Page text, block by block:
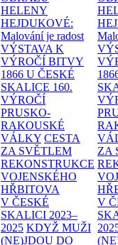
HELENY
HEJDUKOVÉ:
Malování je radost
VÝSTAVA K
VÝROČÍ BITVY
1866 U ČESKÉ
SKALICE 160.
VÝROČÍ
PRUSKO-
RAKOUSKÉ
VÁLKY CESTA
ZA SVĚTLEM
REKONSTRUKCE
VOJENSKÉHO
HŘBITOVA
V ČESKÉ
SKALICI 2023–
2025 KDYŽ MUŽI
(NE)JDOU DO
ZA
V